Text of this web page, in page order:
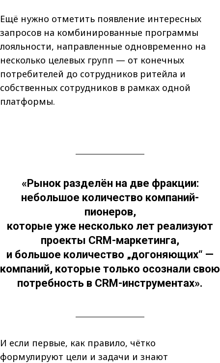
Ещё нужно отметить появление интересных
запросов на комбинированные программы
лояльности, направленные одновременно на
несколько целевых групп — от конечных
потребителей до сотрудников ритейла и
собственных сотрудников в рамках одной
платформы.
«Рынок разделён на две фракции:
небольшое количество компаний-
пионеров,
которые уже несколько лет реализуют
проекты СRM-маркетинга,
и большое количество „догоняющих“ —
компаний, которые только осознали свою
потребность в СRM-инструментах».
И если первые, как правило, чётко
формулируют цели и задачи и знают